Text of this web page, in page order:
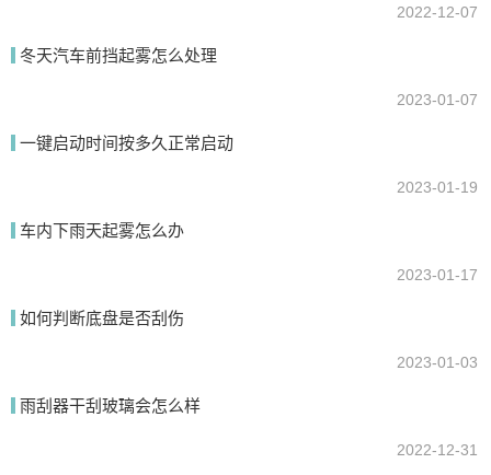
我要回答
2022-12-07
冬天汽车前挡起雾怎么处理
2023-01-07
一键启动时间按多久正常启动
2023-01-19
车内下雨天起雾怎么办
2023-01-17
如何判断底盘是否刮伤
2023-01-03
雨刮器干刮玻璃会怎么样
2022-12-31